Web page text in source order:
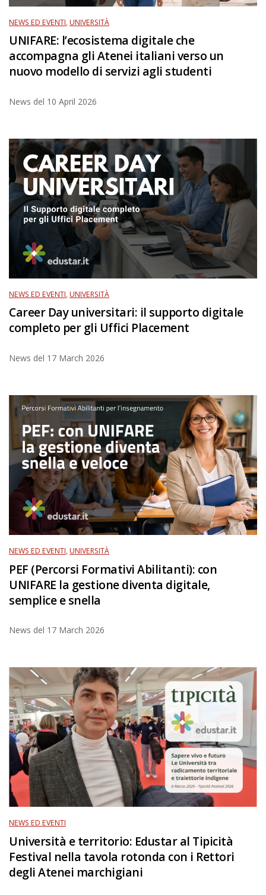
NEWS ED EVENTI,UNIVERSITÀ
UNIFARE: l’ecosistema digitale che
accompagna gli Atenei italiani verso un
nuovo modello di servizi agli studenti
News del 10 April 2026
NEWS ED EVENTI,UNIVERSITÀ
Career Day universitari: il supporto digitale
completo per gli Uffici Placement
News del 17 March 2026
NEWS ED EVENTI,UNIVERSITÀ
PEF (Percorsi Formativi Abilitanti): con
UNIFARE la gestione diventa digitale,
semplice e snella
News del 17 March 2026
NEWS ED EVENTI
Università e territorio: Edustar al Tipicità
Festival nella tavola rotonda con i Rettori
degli Atenei marchigiani